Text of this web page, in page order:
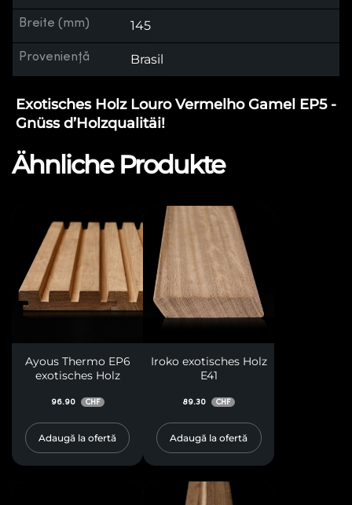
Breite (mm) 145
Proveniență Brasil
Exotisches Holz Louro Vermelho Gamel EP5 -
Gnüss d’Holzqualitäi!
Ähnliche Produkte
Ayous Thermo EP6
exotisches Holz
96.90 CHF
Adaugă la ofertă
Iroko exotisches Holz
E41
89.30 CHF
Adaugă la ofertă